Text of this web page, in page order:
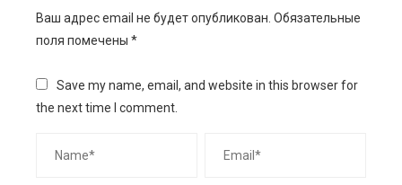
Ваш адрес email не будет опубликован. Обязательные
поля помечены *
Save my name, email, and website in this browser for
the next time I comment.